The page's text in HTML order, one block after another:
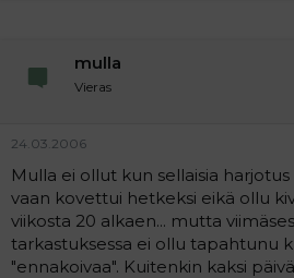
mulla
Vieras
24.03.2006
Mulla ei ollut kun sellaisia
vaan kovettui hetkeksi eikä ollu
viikosta 20 alkaen... mutta
tarkastuksessa ei ollu tapahtunu
"ennakoivaa". Kuitenkin kaksi